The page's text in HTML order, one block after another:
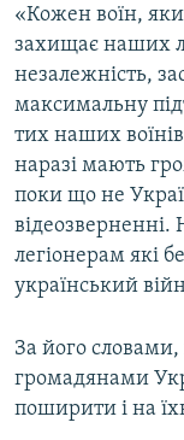
«Кожен воїн,
захищає наших
незалежність,
максимальну
тих наших воїнів
наразі мають
поки що не
легіонерам які
український
За його словами,
громадянами
поширити і на